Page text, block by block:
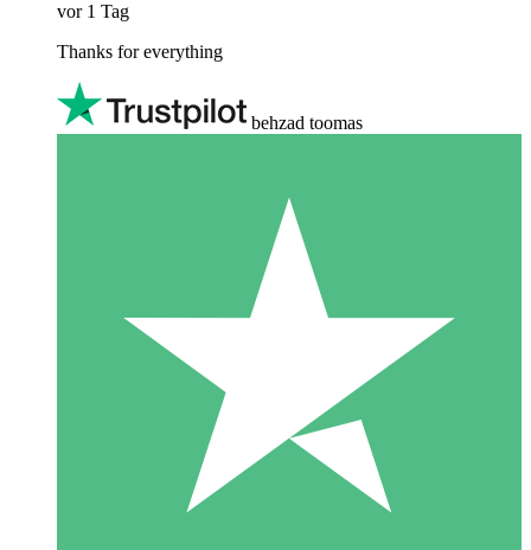
vor 1 Tag
Thanks for everything
behzad toomas